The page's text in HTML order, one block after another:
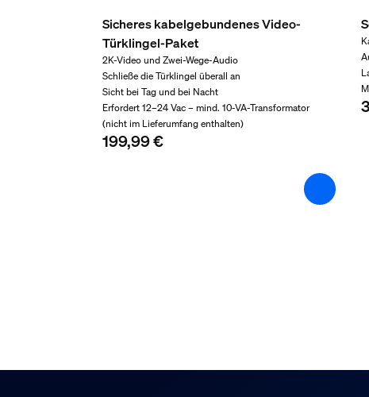
Kompatibilität mit der Türklingel
Hue Bridge, Hue Secure, Kabelgebundene Hue
Packmaße und Gewicht
EAN/UPC - Produkt
8720169342200
108 mm
Sicheres kabelgebundenes Video-
Türklingel-Paket
2K-Video und Zwei-Wege-Audio
Schließe die Türklingel überall an
Sicht bei Tag und bei Nacht
Erfordert 12–24 Vac – mind. 10-VA-Transformator
(nicht im Lieferumfang enthalten)
199,99 €